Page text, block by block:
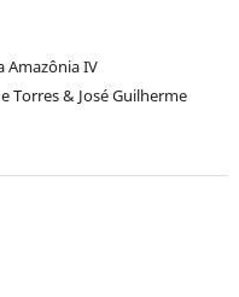
Amazônia IV
Torres & José Guilherme